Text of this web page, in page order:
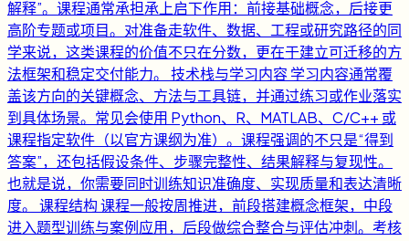
解释”。课程通常承担承上启下作用：前接基础概念，后接更
高阶专题或项目。对准备走软件、数据、工程或研究路径的同
学来说，这类课程的价值不只在分数，更在于建立可迁移的方
法框架和稳定交付能力。 技术栈与学习内容 学习内容通常覆
盖该方向的关键概念、方法与工具链，并通过练习或作业落实
到具体场景。常见会使用 Python、R、MATLAB、C/C++ 或
课程指定软件（以官方课纲为准）。课程强调的不只是“得到
答案”，还包括假设条件、步骤完整性、结果解释与复现性。
也就是说，你需要同时训练知识准确度、实现质量和表达清晰
度。 课程结构 课程一般按周推进，前段搭建概念框架，中段
进入题型训练与案例应用，后段做综合整合与评估冲刺。考核